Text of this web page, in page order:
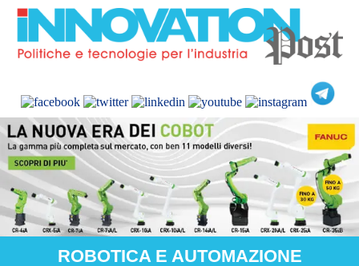
ROBOTICA E AUTOMAZIONE